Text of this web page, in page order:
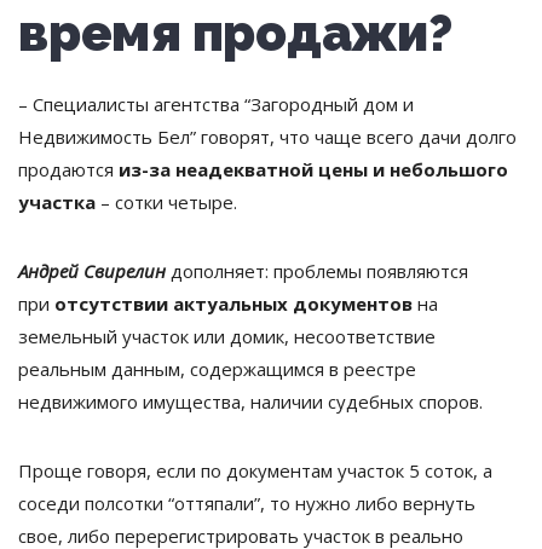
время продажи?
– Специалисты агентства “Загородный дом и
Недвижимость Бел” говорят, что чаще всего дачи долго
продаются из-за неадекватной цены и небольшого
участка – сотки четыре.
Андрей Свирелин дополняет: проблемы появляются
при отсутствии актуальных документов на
земельный участок или домик, несоответствие
реальным данным, содержащимся в реестре
недвижимого имущества, наличии судебных споров.
Проще говоря, если по документам участок 5 соток, а
соседи полсотки “оттяпали”, то нужно либо вернуть
свое, либо перерегистрировать участок в реально